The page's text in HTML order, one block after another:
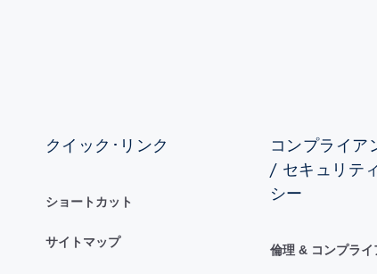
クイック･リンク
ショートカット
サイトマップ
コンプライア
/ セキュリテ
シー
倫理 & コンプライ